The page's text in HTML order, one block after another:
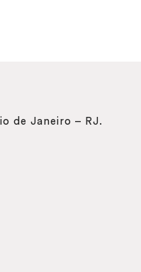
de Janeiro – RJ.